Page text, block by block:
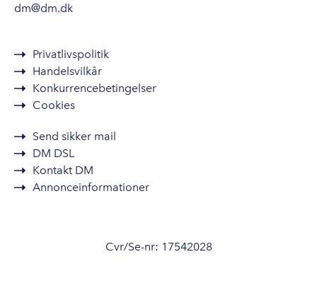
dm@dm.dk
Privatlivspolitik
Handelsvilkår
Konkurrencebetingelser
Cookies
Send sikker mail
DM DSL
Kontakt DM
Annonceinformationer
Cvr/Se-nr: 17542028